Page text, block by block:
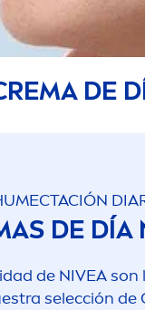
DE
DE DÍA
de NIVEAson
selección de